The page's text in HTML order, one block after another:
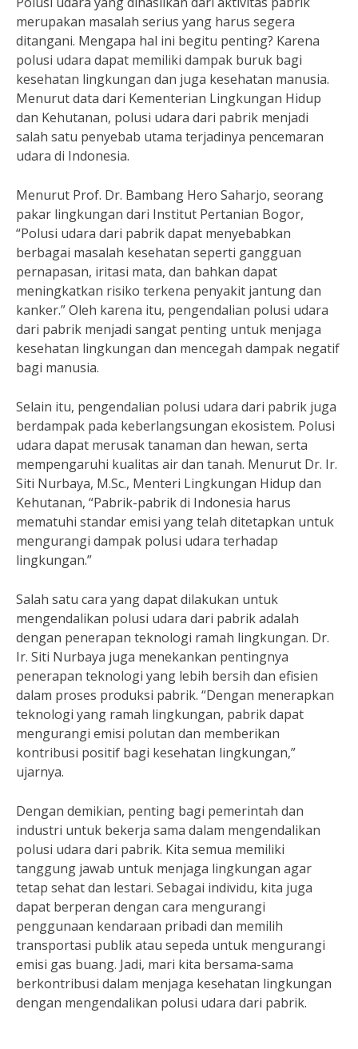
merupakan masalah serius yang harus segera
ditangani. Mengapa hal ini begitu penting? Karena
polusi udara dapat memiliki dampak buruk bagi
kesehatan lingkungan dan juga kesehatan manusia.
Menurut data dari Kementerian Lingkungan Hidup
dan Kehutanan, polusi udara dari pabrik menjadi
salah satu penyebab utama terjadinya pencemaran
udara di Indonesia.
Menurut Prof. Dr. Bambang Hero Saharjo, seorang
pakar lingkungan dari Institut Pertanian Bogor,
“Polusi udara dari pabrik dapat menyebabkan
berbagai masalah kesehatan seperti gangguan
pernapasan, iritasi mata, dan bahkan dapat
meningkatkan risiko terkena penyakit jantung dan
kanker.” Oleh karena itu, pengendalian polusi udara
dari pabrik menjadi sangat penting untuk menjaga
kesehatan lingkungan dan mencegah dampak negatif
bagi manusia.
Selain itu, pengendalian polusi udara dari pabrik juga
berdampak pada keberlangsungan ekosistem. Polusi
udara dapat merusak tanaman dan hewan, serta
mempengaruhi kualitas air dan tanah. Menurut Dr. Ir.
Siti Nurbaya, M.Sc., Menteri Lingkungan Hidup dan
Kehutanan, “Pabrik-pabrik di Indonesia harus
mematuhi standar emisi yang telah ditetapkan untuk
mengurangi dampak polusi udara terhadap
lingkungan.”
Salah satu cara yang dapat dilakukan untuk
mengendalikan polusi udara dari pabrik adalah
dengan penerapan teknologi ramah lingkungan. Dr.
Ir. Siti Nurbaya juga menekankan pentingnya
penerapan teknologi yang lebih bersih dan efisien
dalam proses produksi pabrik. “Dengan menerapkan
teknologi yang ramah lingkungan, pabrik dapat
mengurangi emisi polutan dan memberikan
kontribusi positif bagi kesehatan lingkungan,”
ujarnya.
Dengan demikian, penting bagi pemerintah dan
industri untuk bekerja sama dalam mengendalikan
polusi udara dari pabrik. Kita semua memiliki
tanggung jawab untuk menjaga lingkungan agar
tetap sehat dan lestari. Sebagai individu, kita juga
dapat berperan dengan cara mengurangi
penggunaan kendaraan pribadi dan memilih
transportasi publik atau sepeda untuk mengurangi
emisi gas buang. Jadi, mari kita bersama-sama
berkontribusi dalam menjaga kesehatan lingkungan
dengan mengendalikan polusi udara dari pabrik.